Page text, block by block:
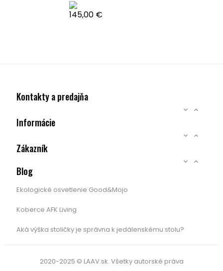
Cena
145,00 €
Kontakty a predajňa
 
Informácie
 
Zákazník
 
Blog
Ekologické osvetlenie Good&Mojo
Koberce AFK Living
Aká výška stoličky je správna k jedálenskému stolu?
2020-2025 © LAAV.sk. Všetky autorské práva